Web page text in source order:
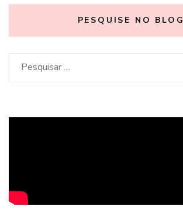
PESQUISE NO BLOG
Pesquisar
por: